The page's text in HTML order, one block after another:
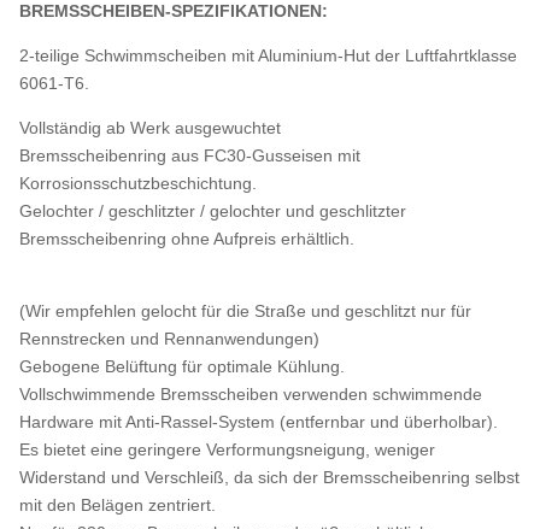
BREMSSCHEIBEN-SPEZIFIKATIONEN:
2-teilige Schwimmscheiben mit Aluminium-Hut der Luftfahrtklasse
6061-T6.
Vollständig ab Werk ausgewuchtet
Bremsscheibenring aus FC30-Gusseisen mit
Korrosionsschutzbeschichtung.
Gelochter / geschlitzter / gelochter und geschlitzter
Bremsscheibenring ohne Aufpreis erhältlich.
(Wir empfehlen gelocht für die Straße und geschlitzt nur für
Rennstrecken und Rennanwendungen)
Gebogene Belüftung für optimale Kühlung.
Vollschwimmende Bremsscheiben verwenden schwimmende
Hardware mit Anti-Rassel-System (entfernbar und überholbar).
Es bietet eine geringere Verformungsneigung, weniger
Widerstand und Verschleiß, da sich der Bremsscheibenring selbst
mit den Belägen zentriert.